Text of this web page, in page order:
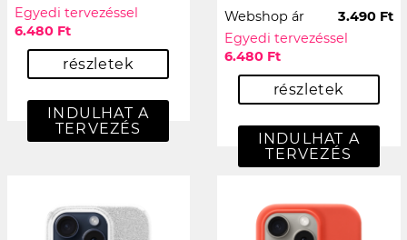
Egyedi tervezéssel
6.480 Ft
részletek
INDULHAT A
TERVEZÉS
Webshop ár
3.490 Ft
Egyedi tervezéssel
6.480 Ft
részletek
INDULHAT A
TERVEZÉS